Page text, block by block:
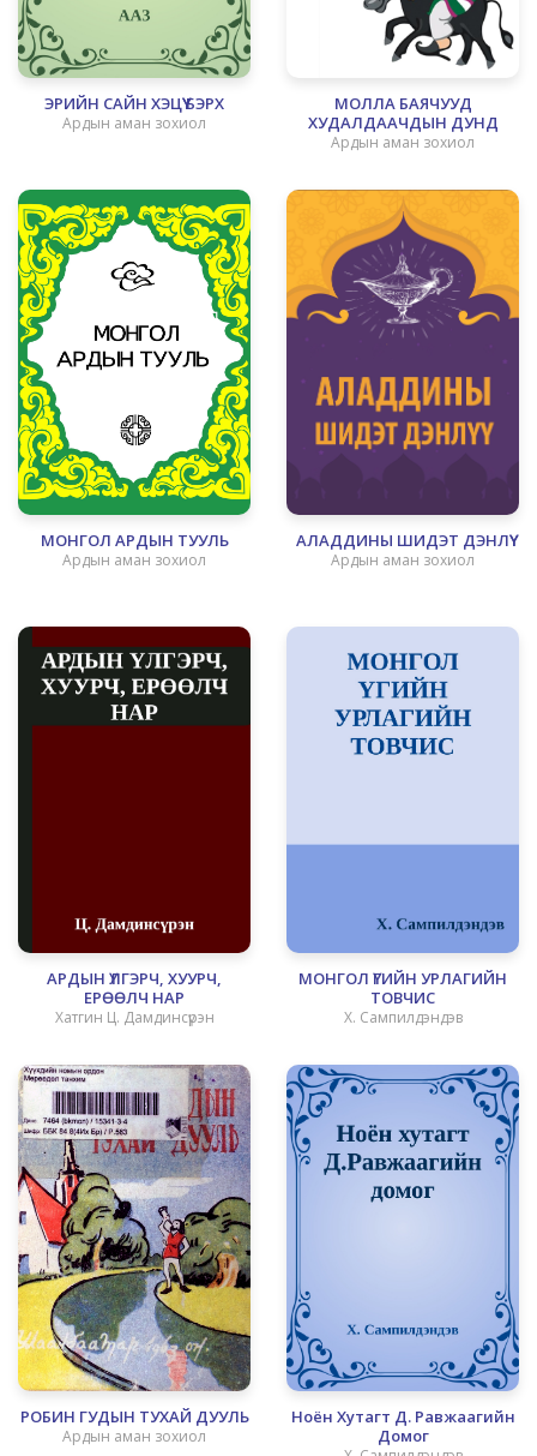
ЭРИЙН САЙН ХЭЦҮҮ БЭРХ
Ардын аман зохиол
МОЛЛА БАЯЧУУД
ХУДАЛДААЧДЫН ДУНД
Ардын аман зохиол
МОНГОЛ АРДЫН ТУУЛЬ
Ардын аман зохиол
АЛАДДИНЫ ШИДЭТ ДЭНЛҮҮ
Ардын аман зохиол
АРДЫН ҮЛГЭРЧ, ХУУРЧ,
ЕРӨӨЛЧ НАР
Хатгин Ц. Дамдинсүрэн
МОНГОЛ ҮГИЙН УРЛАГИЙН
ТОВЧИС
Х. Сампилдэндэв
РОБИН ГУДЫН ТУХАЙ ДУУЛЬ
Ардын аман зохиол
Ноён Хутагт Д. Равжаагийн
Домог